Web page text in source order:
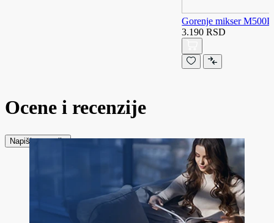
Gorenje mikser
3.190 RSD
Ocene i recenzije
Napiši recenziju